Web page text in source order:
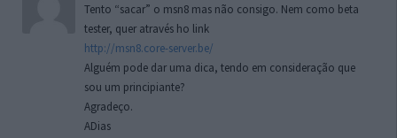
Tento “sacar” o msn8 mas não consigo. Nem como beta
tester, quer através ho link
http://msn8.core-server.be/
Alguém pode dar uma dica, tendo em consideração que
sou um principiante?
Agradeço.
ADias